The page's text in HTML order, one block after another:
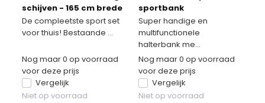
schijven - 165 cm brede
halterstang + 2
dumbbells
De compleetste sport set
voor thuis! Bestaande ...
Nog maar 0 op voorraad
voor deze prijs
Vergelijk
Niet op voorraad
sportbank
Super handige en
multifunctionele
halterbank me...
Nog maar 0 op voorraad
voor deze prijs
Vergelijk
Niet op voorraad